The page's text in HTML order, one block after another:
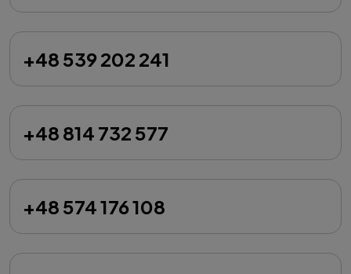
+48 539 202 241
+48 814 732 577
+48 574 176 108